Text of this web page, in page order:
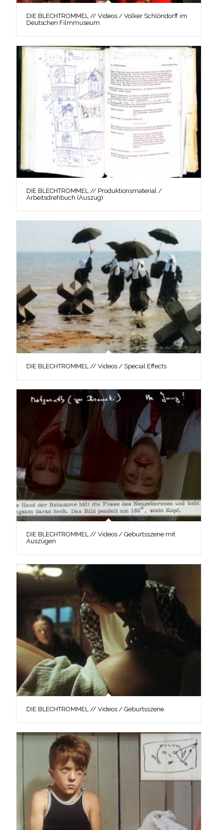
DIE BLECHTROMMEL // Videos / Volker Schlöndorff im
Deutschen Filmmuseum
DIE BLECHTROMMEL // Produktionsmaterial /
Arbeitsdrehbuch (Auszug)
DIE BLECHTROMMEL // Videos / Special Effects
DIE BLECHTROMMEL // Videos / Geburtsszene mit
Auszügen
DIE BLECHTROMMEL // Videos / Geburtsszene